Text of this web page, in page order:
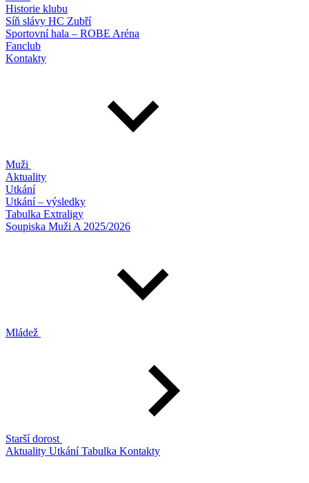
Historie klubu
Síň slávy HC Zubří
Sportovní hala – ROBE Aréna
Fanclub
Kontakty
Muži
Aktuality
Utkání
Utkání – výsledky
Tabulka Extraligy
Soupiska Muži A 2025/2026
Mládež
Starší dorost
Aktuality UtkáníTabulka Kontakty